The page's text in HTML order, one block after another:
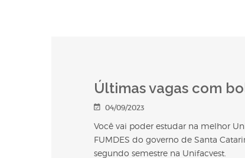
Últimas vagas com
04/09/2023
Você vai poder estudar na melhor
FUMDES do governo de Santa
segundo semestre na Unifacvest.